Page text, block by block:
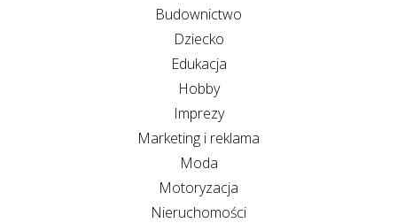
Budownictwo
Dziecko
Edukacja
Hobby
Imprezy
Marketing i reklama
Moda
Motoryzacja
Nieruchomości